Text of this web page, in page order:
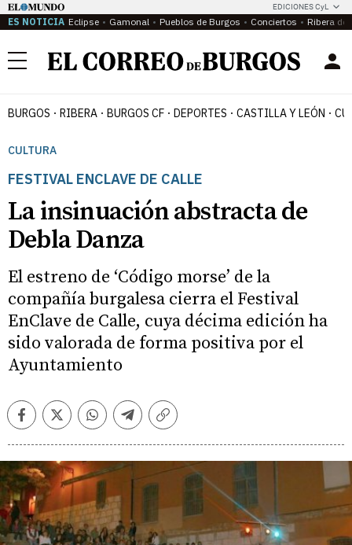
EDICIONES CyL
ES NOTICIA Eclipse Gamonal Pueblos de Burgos Conciertos Ribera del
Menú
BURGOS RIBERA BURGOS CF DEPORTES CASTILLA Y LEÓN
CULTURA
FESTIVAL ENCLAVE DE CALLE
La insinuación abstracta de
Debla Danza
El estreno de ‘Código morse’ de la
compañía burgalesa cierra el Festival
EnClave de Calle, cuya décima edición ha
sido valorada de forma positiva por el
Ayuntamiento
FacebookTwitterWhatsappTelegramCopiar